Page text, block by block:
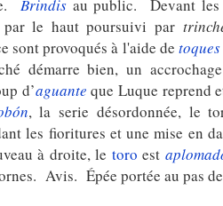
Brindis au public. Devant
par le haut poursuivi par
sont provoqués à l'aide de toques
démarre bien, un
d’aguante que Luque reprend
, la serie désordonnée, le
les fioritures et une mise en
à droite, le toro est
Avis. Épée portée au pas